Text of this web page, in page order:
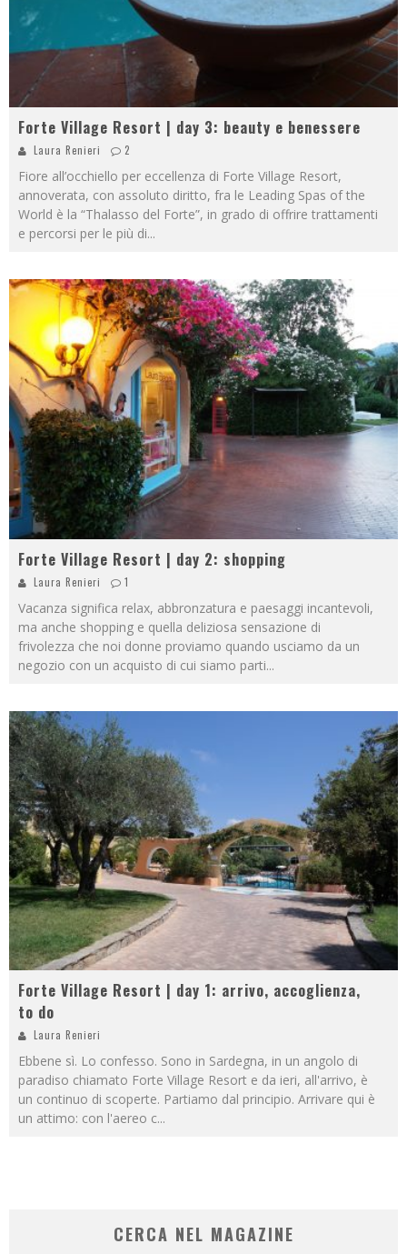
Forte Village Resort | day 3: beauty e benessere
Laura Renieri 2
Fiore all’occhiello per eccellenza di Forte Village Resort,
annoverata, con assoluto diritto, fra le Leading Spas of the
World è la “Thalasso del Forte”, in grado di offrire trattamenti
e percorsi per le più di...
Forte Village Resort | day 2: shopping
Laura Renieri 1
Vacanza significa relax, abbronzatura e paesaggi incantevoli,
ma anche shopping e quella deliziosa sensazione di
frivolezza che noi donne proviamo quando usciamo da un
negozio con un acquisto di cui siamo parti...
Forte Village Resort | day 1: arrivo, accoglienza,
to do
Laura Renieri
Ebbene sì. Lo confesso. Sono in Sardegna, in un angolo di
paradiso chiamato Forte Village Resort e da ieri, all'arrivo, è
un continuo di scoperte. Partiamo dal principio. Arrivare qui è
un attimo: con l'aereo c...
CERCA NEL MAGAZINE